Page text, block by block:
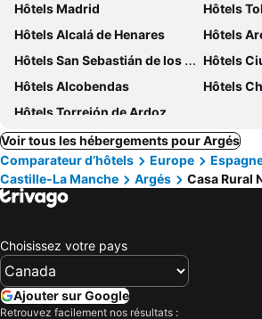
Hôtels Madrid
Hôtels
Hôtels Alcalá de Henares
Hôtels
Hôtels San Sebastián de los Reyes
Hôtels
Hôtels Alcobendas
Hôtels
Hôtels Torrejón de Ardoz
Voir tous les hébergements pour Argés
Comparateur d’hôtels
Europe
Castille-La Manche
Argés Casa Rural
Choisissez votre pays
Ajouter sur Google
Retrouvez facilement nos résultats :